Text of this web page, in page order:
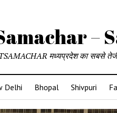
–
मध्यप्रदेश का सबसे
Delhi Bhopal Shivpuri